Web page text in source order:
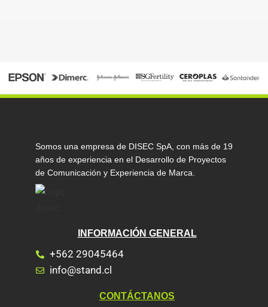
Somos una empresa de DISEC SpA, con más de 19
años de experiencia en el Desarrollo de Proyectos
de Comunicación y Experiencia de Marca.
INFORMACIÓN GENERAL
+562 29045464
info@stand.cl
CONTÁCTANOS